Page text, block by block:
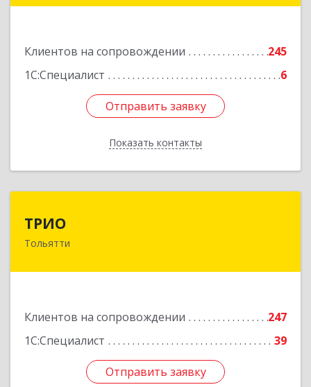
Клиентов на сопровождении
245
1С:Специалист
6
Отправить заявку
Показать контакты
Отправить заявку
Назад
ТРИО
Тольятти
Клиентов на сопровождении
247
1С:Специалист
39
Отправить заявку
Отправить заявку